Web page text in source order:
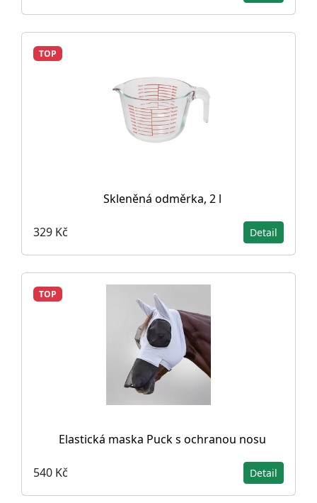
TOP
Skleněná odměrka, 2 l
329 Kč Detail
TOP
Elastická maska Puck s ochranou nosu
540 Kč Detail